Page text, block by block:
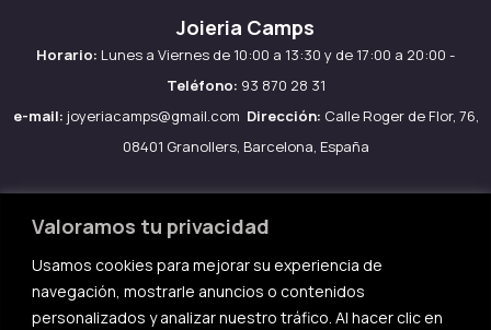
Valoramos tu privacidad
Usamos cookies para mejorar su experiencia de
navegación, mostrarle anuncios o contenidos
personalizados y analizar nuestro tráfico. Al hacer clic en
Joieria Camps
Horario: Lunes a Viernes de 10:00 a 13:30 y de 17:00 a 20:00 -
Teléfono: 93 870 28 31
e-mail: joyeriacamps@gmail.com Dirección: Calle Roger de Flor, 76,
08401 Granollers, Barcelona, España
Aviso legal
Política de Cookies